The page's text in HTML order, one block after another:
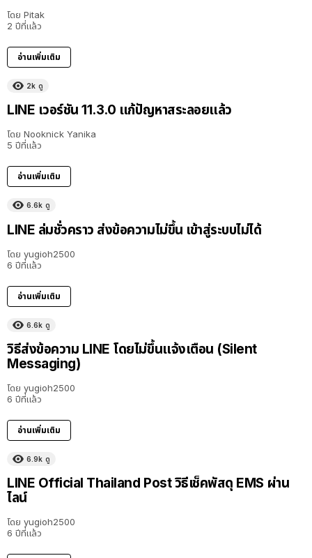
โดย Pitak
2 ปีที่แล้ว
อ่านเพิ่มเติม
2k ดู
LINE เวอร์ชัน 11.3.0 แก้ปัญหาสระลอยแล้ว
โดย Nooknick Yanika
5 ปีที่แล้ว
อ่านเพิ่มเติม
6.6k ดู
LINE ล่มชั่วคราว ส่งข้อความไม่ขึ้น เข้าสู่ระบบไม่ได้
โดย yugioh2500
6 ปีที่แล้ว
อ่านเพิ่มเติม
6.6k ดู
วิธีส่งข้อความ LINE โดยไม่ขึ้นแจ้งเตือน (Silent
Messaging)
โดย yugioh2500
6 ปีที่แล้ว
อ่านเพิ่มเติม
6.9k ดู
LINE Official Thailand Post วิธีเช็คพัสดุ EMS ผ่าน
ไลน์
โดย yugioh2500
6 ปีที่แล้ว